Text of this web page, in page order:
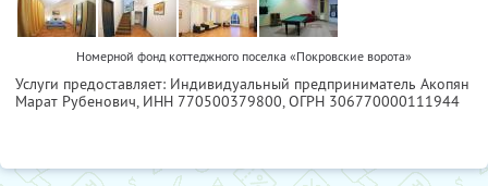
Номерной фонд коттеджного поселка «Покровские ворота»
Услуги предоставляет: Индивидуальный предприниматель Акопян
Марат Рубенович, ИНН 770500379800, ОГРН 306770000111944